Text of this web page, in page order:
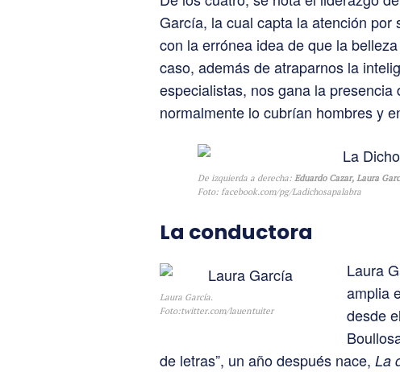
García, la cual capta la atención
con la errónea idea de que la
caso, además de atraparnos la
especialistas, nos gana la
normalmente lo cubrían hombres y
De izquierda a derecha: Eduardo Cazar, Laura
Foto: facebook.com/pg/Ladichosapalabra
La conductora
Laura García.
Foto:twitter.com/lauentuiter
Laura
amplia
desde
de letras”, un año después nace, La